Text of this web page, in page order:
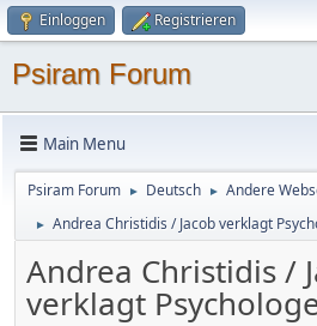
Einloggen Registrieren
Psiram Forum
Main Menu
Psiram Forum ► Deutsch ► Andere
► Andrea Christidis / Jacob verklagt
Andrea Christidis /
verklagt